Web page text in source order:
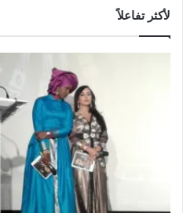
لأكثر تفاعلاً